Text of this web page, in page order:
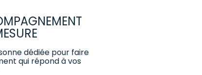
dédiée pour faire
qui répond à vos